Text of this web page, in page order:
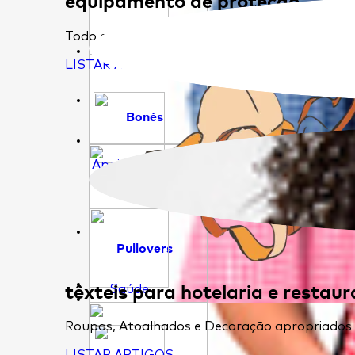
Todo o tipo de epi's que permitem que
LISTAR ARTIGOS
têxteis para hotelaria e
Roupas, Atoalhados e Decoração
Bonés
Pullovers
Apoio Social
Saúde